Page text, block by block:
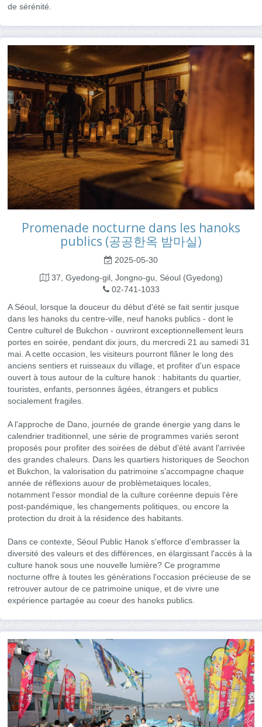
de sérénité.
Promenade nocturne dans les hanoks
publics (공공한옥 밤마실)
2025-05-30
37, Gyedong-gil, Jongno-gu, Séoul (Gyedong)
02-741-1033
A Séoul, lorsque la douceur du début d'été se fait sentir jusque
dans les hanoks du centre-ville, neuf hanoks publics - dont le
Centre culturel de Bukchon - ouvriront exceptionnellement leurs
portes en soirée, pendant dix jours, du mercredi 21 au samedi 31
mai. A cette occasion, les visiteurs pourront flâner le long des
anciens sentiers et ruisseaux du village, et profiter d'un espace
ouvert à tous autour de la culture hanok : habitants du quartier,
touristes, enfants, personnes âgées, étrangers et publics
socialement fragiles.
A l'approche de Dano, journée de grande énergie yang dans le
calendrier traditionnel, une série de programmes variés seront
proposés pour profiter des soirées de début d'été avant l'arrivée
des grandes chaleurs. Dans les quartiers historiques de Seochon
et Bukchon, la valorisation du patrimoine s'accompagne chaque
année de réflexions auour de problèmetaiques locales,
notamment l'essor mondial de la culture coréenne depuis l'ère
post-pandémique, les changements politiques, ou encore la
protection du droit à la résidence des habitants.
Dans ce contexte, Séoul Public Hanok s'efforce d'embrasser la
diversité des valeurs et des différences, en élargissant l'accès à la
culture hanok sous une nouvelle lumière? Ce programme
nocturne offre à toutes les générations l'occasion précieuse de se
retrouver autour de ce patrimoine unique, et de vivre une
expérience partagée au coeur des hanoks publics.